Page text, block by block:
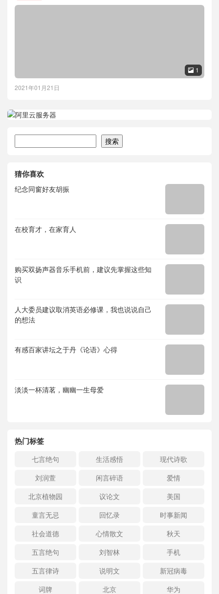
 1
2021年01月21日
搜索
猜你喜欢
纪念同窗好友胡振
在校育才，在家育人
购买双扬声器音乐手机前，建议先掌握这些知
识
人大委员建议取消英语必修课，我也说说自己
的想法
有感百家讲坛之于丹《论语》心得
淡淡一杯清茗，幽幽一生母爱
热门标签
七言绝句 生活感悟
现代诗歌
刘润萱
闲言碎语
爱情
北京植物园
议论文
美国
童言无忌
回忆录
时事新闻
社会道德
心情散文
秋天
五言绝句
刘智林
手机
五言律诗
说明文
新冠病毒
词牌
北京 华为